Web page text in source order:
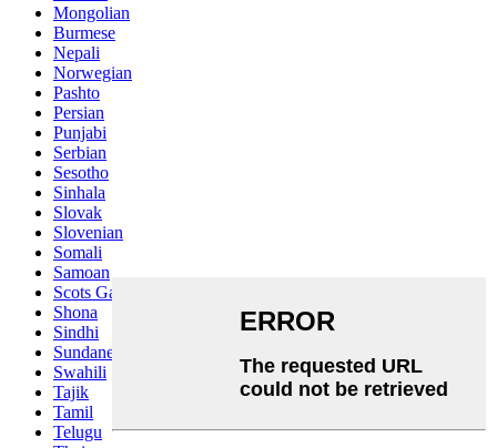
Mongolian
Burmese
Nepali
Norwegian
Pashto
Persian
Punjabi
Serbian
Sesotho
Sinhala
Slovak
Slovenian
Somali
Samoan
Scots Gaelic
Shona
Sindhi
Sundanese
Swahili
Tajik
Tamil
Telugu